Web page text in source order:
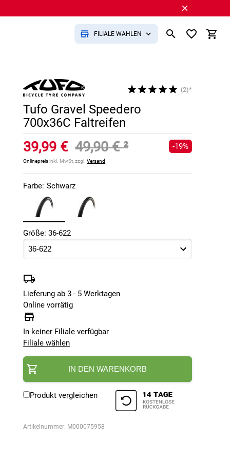
FILIALE WÄHLEN
(2)*
Tufo Gravel Speedero
700x36C Faltreifen
39,99 € 49,90 €²
Onlinepreisinkl. MwSt, zzgl.Versand
-19%
Farbe: Schwarz
Größe: 36-622
Lieferung ab 3 - 5 Werktagen
Online vorrätig
In keiner Filiale verfügbar
Filiale wählen
IN DEN WARENKORB
Produkt vergleichen
Artikelnummer: M000075958